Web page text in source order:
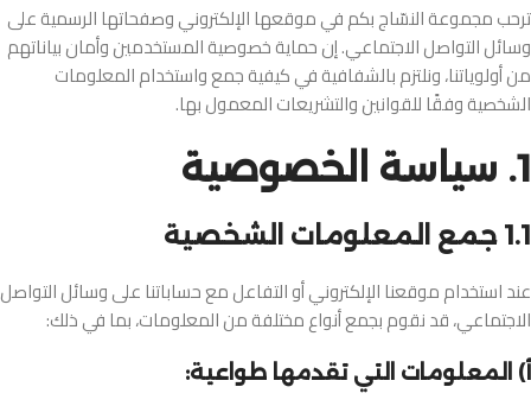
ترحب مجموعة النسّاج بكم في موقعها الإلكتروني وصفحاتها الرسمية على
وسائل التواصل الاجتماعي. إن حماية خصوصية المستخدمين وأمان بياناتهم
من أولوياتنا، ونلتزم بالشفافية في كيفية جمع واستخدام المعلومات
الشخصية وفقًا للقوانين والتشريعات المعمول بها.
1. سياسة الخصوصية
1.1 جمع المعلومات الشخصية
عند استخدام موقعنا الإلكتروني أو التفاعل مع حساباتنا على وسائل التواصل
الاجتماعي، قد نقوم بجمع أنواع مختلفة من المعلومات، بما في ذلك:
أ) المعلومات التي تقدمها طواعية: